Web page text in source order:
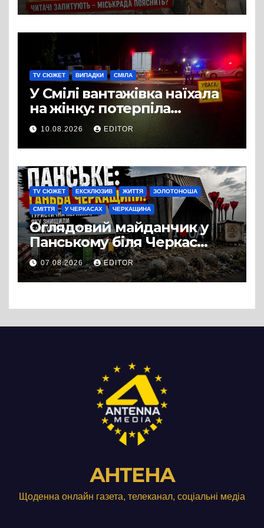
щодо освітлення
TV СЮЖЕТ ВИПАДКИ СМІЛА
У Смілі вантажівка наїхала
на жінку: потерпіла
померла в лікарні
10.08.2026 EDITOR
TV СЮЖЕТ ЕКСКЛЮЗИВ ЖИТТЯ ЗОЛОТОНОША
СМІТТЯ У ЧЕРКАСАХ ЧЕРКАЩИНА
Оглядовий майданчик у
Панському біля Черкас
перетворився на занедбане
сміттєзвалище
07.08.2026 EDITOR
АНТЕНА
Щоденна онлайн газета, телеканал, соціальні медіа